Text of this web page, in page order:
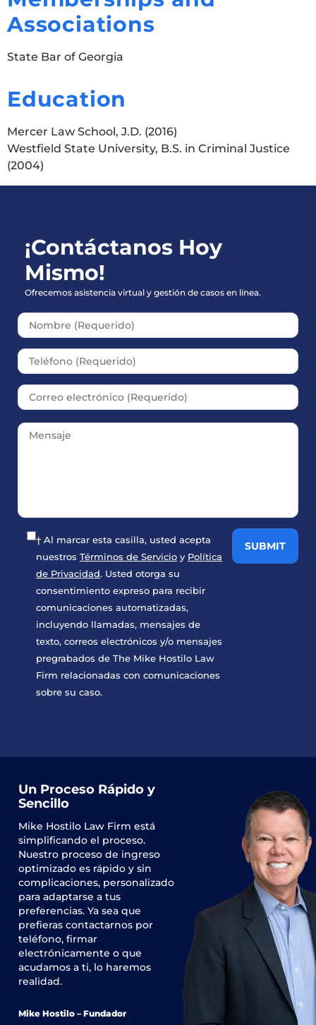
Associations
State Bar of Georgia
Education
Mercer Law School, J.D. (2016)
Westfield State University, B.S. in Criminal Justice
(2004)
¡Contáctanos Hoy
Mismo!
Ofrecemos asistencia virtual y gestión de casos en línea.
Please leave this field
† Al marcar esta casilla, usted acepta
nuestros Términos de Servicio y Política
de Privacidad. Usted otorga su
consentimiento expreso para recibir
comunicaciones automatizadas,
incluyendo llamadas, mensajes de
texto, correos electrónicos y/o mensajes
pregrabados de The Mike Hostilo Law
Firm relacionadas con comunicaciones
sobre su caso.
Un Proceso Rápido y
Sencillo
Mike Hostilo Law Firm está
simplificando el proceso.
Nuestro proceso de ingreso
optimizado es rápido y sin
complicaciones, personalizado
para adaptarse a tus
preferencias. Ya sea que
prefieras contactarnos por
teléfono, firmar
electrónicamente o que
acudamos a ti, lo haremos
realidad.
Mike Hostilo – Fundador